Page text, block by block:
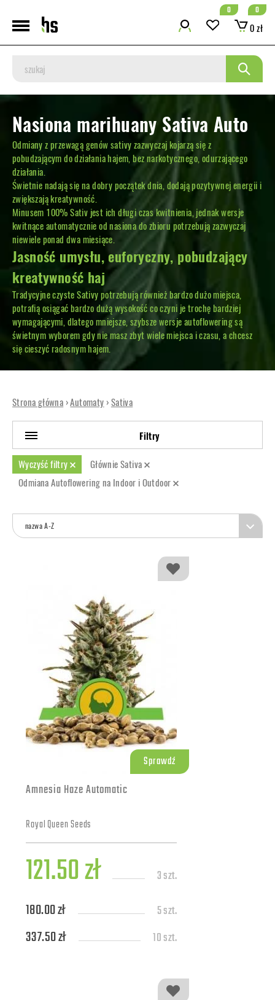
0
0 zł
0
Nasiona marihuany Sativa Auto
Odmiany z przewagą genów sativy zazwyczaj kojarzą się z
pobudzającym do działania hajem, bez narkotycznego, odurzającego
działania.
Świetnie nadają się na dobry początek dnia, dodają pozytywnej energii i
zwiększają kreatywność.
Minusem 100% Sativ jest ich długi czas kwitnienia, jednak wersje
kwitnące automatycznie od nasiona do zbioru potrzebują zazwyczaj
niewiele ponad dwa miesiące.
Jasność umysłu, euforyczny, pobudzający
kreatywność haj
Tradycyjne czyste Sativy potrzebują również bardzo dużo miejsca,
potrafią osiągać bardzo dużą wysokość co czyni je trochę bardziej
wymagającymi, dlatego mniejsze, szybsze wersje autoflowering są
świetnym wyborem gdy nie masz zbyt wiele miejsca i czasu, a chcesz
się cieszyć radosnym hajem.
Strona główna ›Automaty ›Sativa
Filtry
Wyczyść filtry
Głównie Sativa
Odmiana Autoflowering na Indoor i Outdoor
nazwa A-Z
Sprawdź
Amnesia Haze Automatic
Royal Queen Seeds
121.50 zł 3 szt.
180.00 zł 5 szt.
337.50 zł 10 szt.